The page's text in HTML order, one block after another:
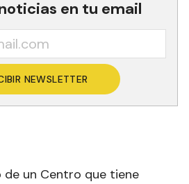
en tu email
NEWSLETTER
de un Centro que tiene